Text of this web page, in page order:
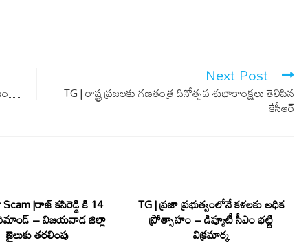
Next Post
TG | రాష్ట్ర ప్రజలకు గణతంత్ర దినోత్సవ శుభాకాంక్షలు తెలిపిన
కేసీఆర్
|రాజ్ కసిరెడ్డి కి 14
– విజయవాడ జిల్లా
జైలుకు తరలింపు
TG | ప్రజా ప్రభుత్వంలోనే కళలకు అధిక
ప్రోత్సాహం – డిప్యూటీ సీఎం భట్టి
విక్రమార్క